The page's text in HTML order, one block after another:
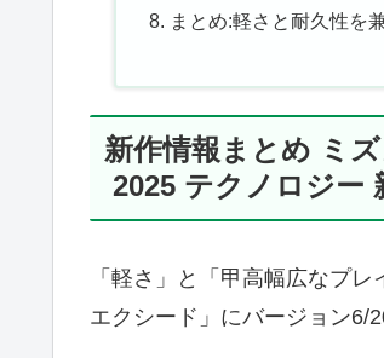
まとめ:軽さと耐久性を
新作情報まとめ ミ
2025 テクノロジー
「軽さ」と「甲高幅広なプ
エクシード」にバージョン6/